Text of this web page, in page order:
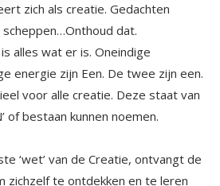
dat.
alles wat er is. Oneindige
zijn Een. De twee zijn een.
alle creatie. Deze staat van
of bestaan kunnen noemen.
‘wet’ van de Creatie, ontvangt de
zichzelf te ontdekken en te leren
oneindig aspect van ‘Het
steeds een stapje
is steeds minder bewustzijn. Er
geschapen (zielen, alles is
hun ervaringen in de eerste
net als alle andere creaties
een uniek deel van ‘De oneindige